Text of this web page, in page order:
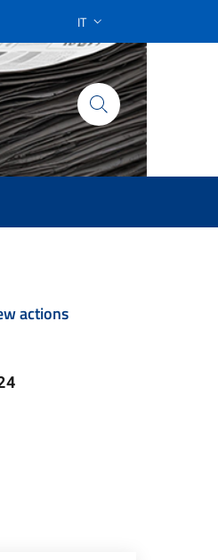
SELETTORE LINGUA:
IT
actions